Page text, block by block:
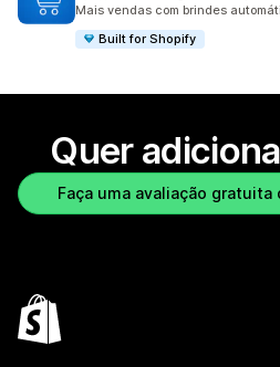
Mais vendas com brindes
Built for Shopify
Quer
Faça uma avaliação gratuita